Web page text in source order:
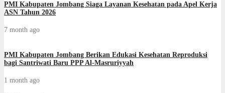
PMI Kabupaten Jombang Siaga Layanan Kesehatan pada Apel Kerja
ASN Tahun 2026
7 month ago
PMI Kabupaten Jombang Berikan Edukasi Kesehatan Reproduksi
bagi Santriwati Baru PPP Al-Masruriyyah
1 month ago